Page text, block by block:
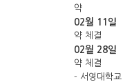
약
02월 11일
약 체결
02월 28일
약 체결
- 서영대학교